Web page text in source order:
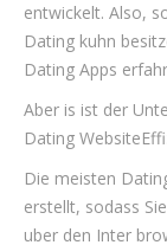
entwickelt. Also,
Dating kuhn
Dating Apps
Aber is ist der
Dating
Die meisten
erstellt, sodass
uber den Inter